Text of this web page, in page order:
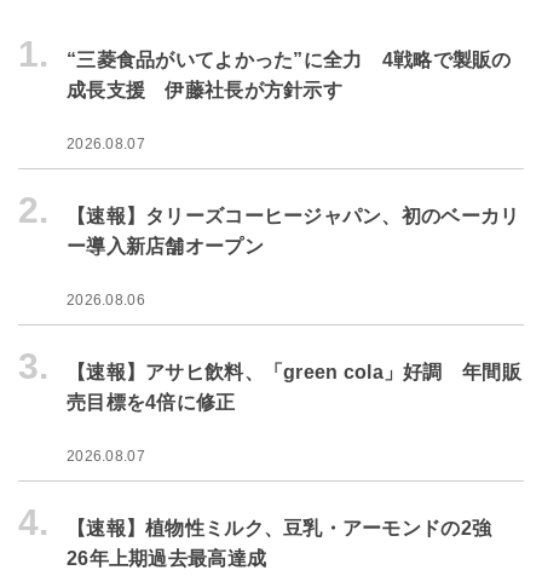
1.
“三菱食品がいてよかった”に全力 4戦略で製販の
成長支援 伊藤社長が方針示す
2026.08.07
2.
【速報】タリーズコーヒージャパン、初のベーカリ
ー導入新店舗オープン
2026.08.06
3.
【速報】アサヒ飲料、「green cola」好調 年間販
売目標を4倍に修正
2026.08.07
4.
【速報】植物性ミルク、豆乳・アーモンドの2強
26年上期過去最高達成